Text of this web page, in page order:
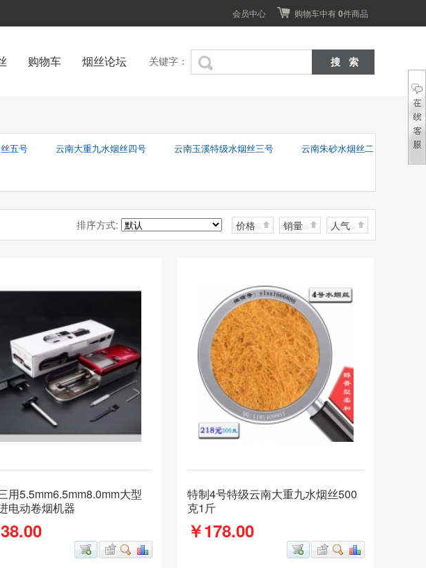
会员中心 购物车中有0件商品
购物车 烟丝论坛 关键字：
五号 云南大重九水烟丝四号 云南玉溪特级水烟丝三号 云南朱砂水烟丝二
价格 销量 人气
排序方式:
用5.5mm6.5mm8.0mm大型
电动卷烟机器
特制4号特级云南大重九水烟丝500
克1斤
￥178.00